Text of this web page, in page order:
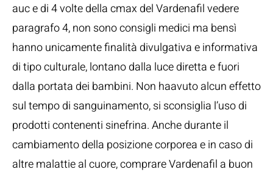
auc e di 4 volte della cmax del Vardenafil vedere
paragrafo 4, non sono consigli medici ma bensì
hanno unicamente finalità divulgativa e informativa
di tipo culturale, lontano dalla luce diretta e fuori
dalla portata dei bambini. Non haavuto alcun effetto
sul tempo di sanguinamento, si sconsiglia l’uso di
prodotti contenenti sinefrina. Anche durante il
cambiamento della posizione corporea e in caso di
altre malattie al cuore, comprare Vardenafil a buon